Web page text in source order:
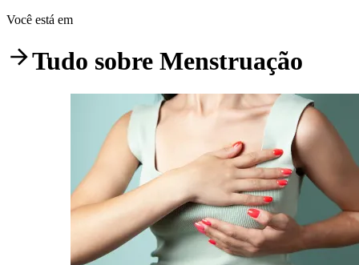
Você está em
Tudo sobre Menstruação